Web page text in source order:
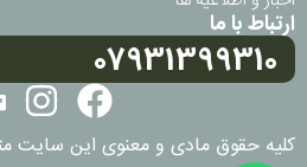
ارتباط با ما
07931399310
کلیه حقوق مادی و معنوی این سایت